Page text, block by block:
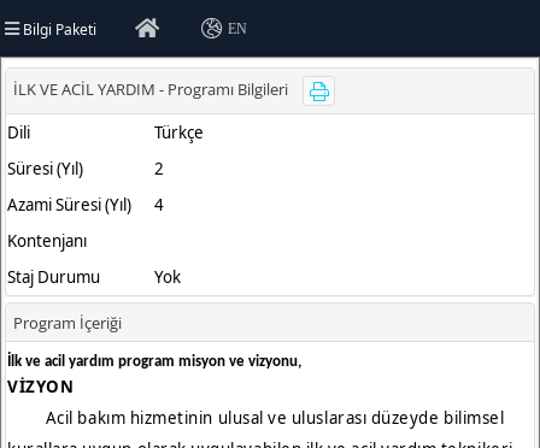
Bilgi Paketi EN